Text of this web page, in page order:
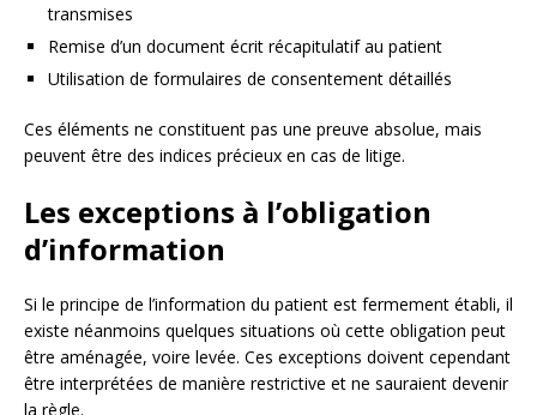
transmises
Remise d’un document écrit récapitulatif au patient
Utilisation de formulaires de consentement détaillés
Ces éléments ne constituent pas une preuve absolue, mais
peuvent être des indices précieux en cas de litige.
Les exceptions à l’obligation
d’information
Si le principe de l’information du patient est fermement établi, il
existe néanmoins quelques situations où cette obligation peut
être aménagée, voire levée. Ces exceptions doivent cependant
être interprétées de manière restrictive et ne sauraient devenir
la règle.